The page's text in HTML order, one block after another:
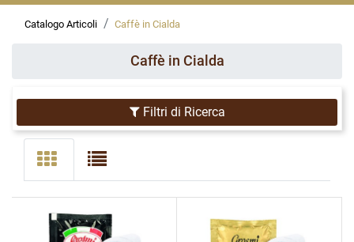
Catalogo Articoli Caffè in Cialda
Caffè in Cialda
Filtri di Ricerca